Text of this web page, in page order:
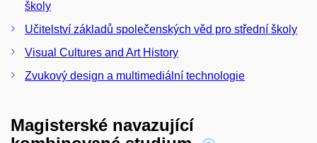
školy
Učitelství základů společenských věd pro střední školy
Visual Cultures and Art History
Zvukový design a multimediální technologie
Magisterské navazující